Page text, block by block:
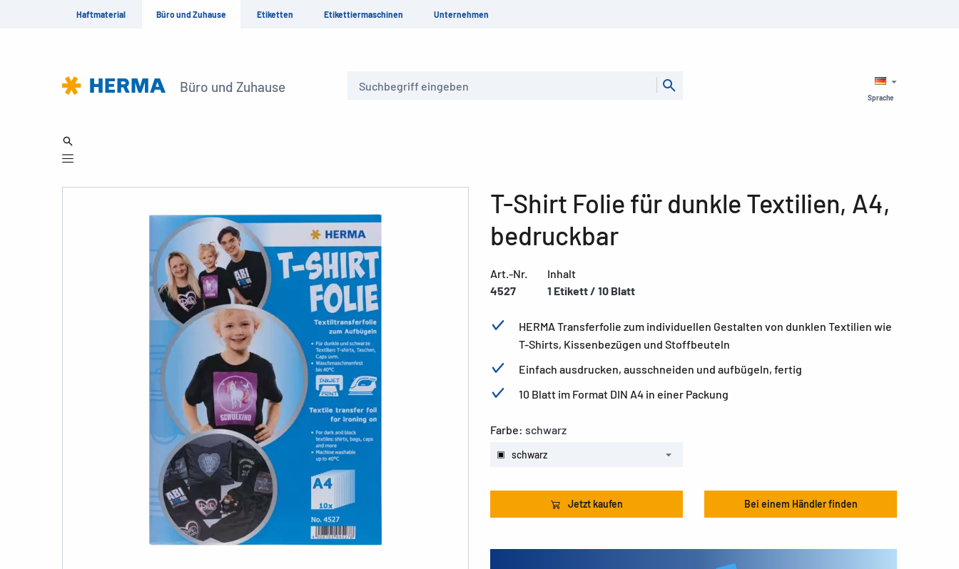
Haftmaterial Büro und Zuhause Etiketten Etikettiermaschinen Unternehmen
Büro und Zuhause
Sprache
T-Shirt Folie für dunkle Textilien, A4,
bedruckbar
Art.-Nr.
4527
Inhalt
1 Etikett / 10 Blatt
HERMA Transferfolie zum individuellen Gestalten von dunklen Textilien wie
T-Shirts, Kissenbezügen und Stoffbeuteln
Einfach ausdrucken, ausschneiden und aufbügeln, fertig
10 Blatt im Format DIN A4 in einer Packung
Farbe: schwarz
schwarz
Jetzt kaufen Bei einem Händler finden